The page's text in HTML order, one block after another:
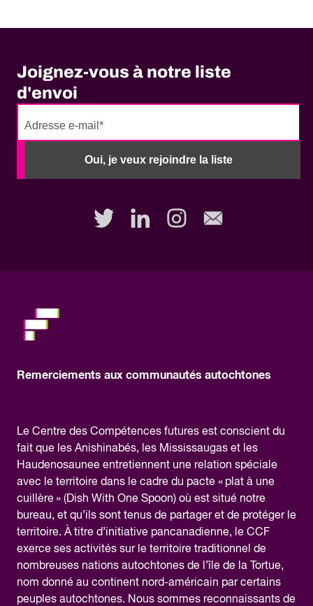
Joignez-vous à notre liste
d'envoi
Oui, je veux rejoindre la liste
No
fill
Remerciements aux communautés autochtones
Le Centre des Compétences futures est conscient du
fait que les Anishinabés, les Mississaugas et les
Haudenosaunee entretiennent une relation spéciale
avec le territoire dans le cadre du pacte « plat à une
cuillère » (Dish With One Spoon) où est situé notre
bureau, et qu’ils sont tenus de partager et de protéger le
territoire. À titre d’initiative pancanadienne, le CCF
exerce ses activités sur le territoire traditionnel de
nombreuses nations autochtones de l’île de la Tortue,
nom donné au continent nord-américain par certains
peuples autochtones. Nous sommes reconnaissants de